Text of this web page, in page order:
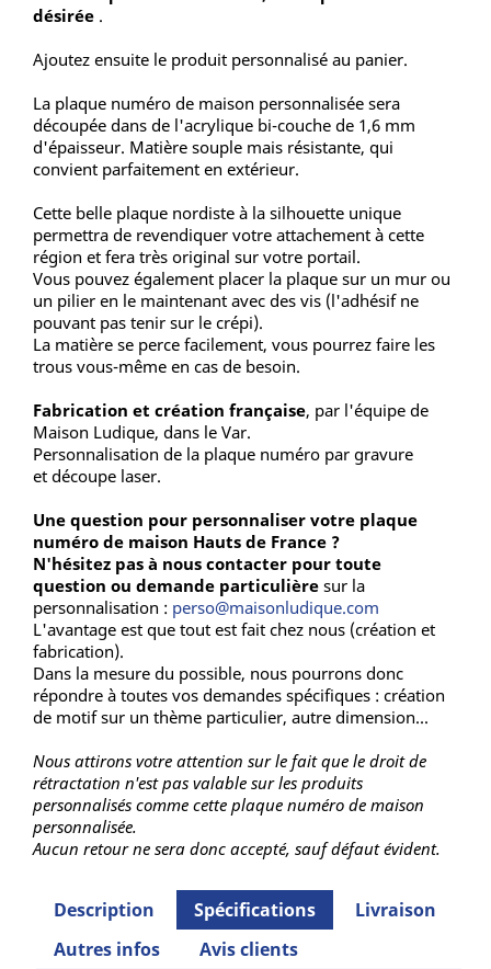
désirée .
Ajoutez ensuite le produit personnalisé au panier.
La plaque numéro de maison personnalisée sera
découpée dans de l'acrylique bi-couche de 1,6 mm
d'épaisseur. Matière souple mais résistante, qui
convient parfaitement en extérieur.
Cette belle plaque nordiste à la silhouette unique
permettra de revendiquer votre attachement à cette
région et fera très original sur votre portail.
Vous pouvez également placer la plaque sur un mur ou
un pilier en le maintenant avec des vis (l'adhésif ne
pouvant pas tenir sur le crépi).
La matière se perce facilement, vous pourrez faire les
trous vous-même en cas de besoin.
Fabrication et création française, par l'équipe de
Maison Ludique, dans le Var.
Personnalisation de la plaque numéro par gravure
et découpe laser.
Une question pour personnaliser votre plaque
numéro de maison Hauts de France ?
N'hésitez pas à nous contacter pour toute
question ou demande particulière sur la
personnalisation : perso@maisonludique.com
L'avantage est que tout est fait chez nous (création et
fabrication).
Dans la mesure du possible, nous pourrons donc
répondre à toutes vos demandes spécifiques : création
de motif sur un thème particulier, autre dimension...
Nous attirons votre attention sur le fait que le droit de
rétractation n'est pas valable sur les produits
personnalisés comme cette plaque numéro de maison
personnalisée.
Aucun retour ne sera donc accepté, sauf défaut évident.
Description Spécifications
Livraison
Autres infos
Avis clients